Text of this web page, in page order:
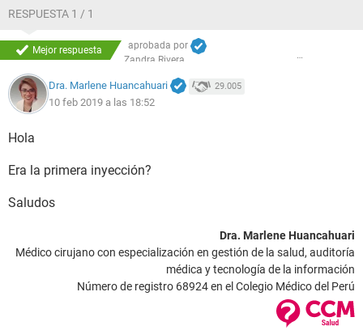
RESPUESTA 1 / 1
Mejor respuesta
aprobada por
Zandra Rivera
Dra. Marlene Huancahuari 29.005
10 feb 2019 a las 18:52
Hola
Era la primera inyección?
Saludos
Dra. Marlene Huancahuari
Médico cirujano con especialización en gestión de la salud, auditoría
médica y tecnología de la información
Número de registro 68924 en el Colegio Médico del Perú